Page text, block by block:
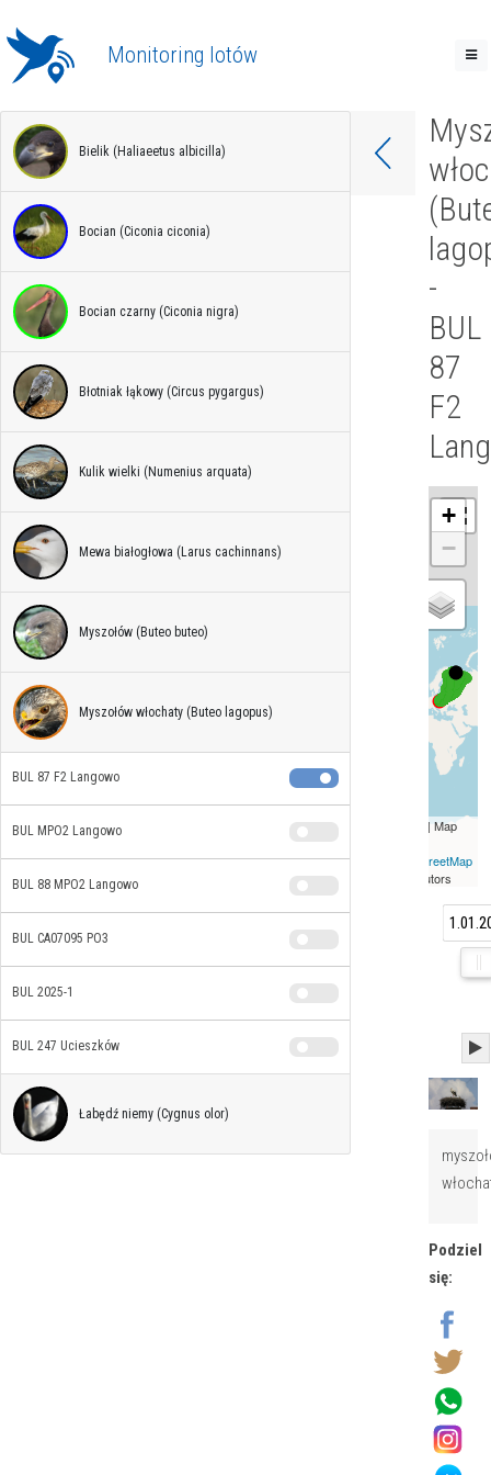
Monitoring lotów
Bielik (Haliaeetus albicilla)
Bocian (Ciconia ciconia)
Bocian czarny (Ciconia nigra)
Błotniak łąkowy (Circus pygargus)
Kulik wielki (Numenius arquata)
Mewa białogłowa (Larus cachinnans)
Myszołów (Buteo buteo)
Myszołów włochaty (Buteo lagopus)
BUL 87 F2 Langowo
BUL MPO2 Langowo
BUL 88 MPO2 Langowo
BUL CA07095 PO3
BUL 2025-1
BUL 247 Ucieszków
Łabędź niemy (Cygnus olor)
-
BUL
87
F2
+
−
| Map
OpenStreetMap
contributors
Podziel
się: